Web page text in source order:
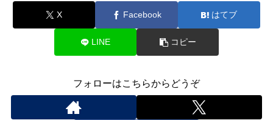
X Facebook はてブ
LINE コピー
フォローはこちらからどうぞ